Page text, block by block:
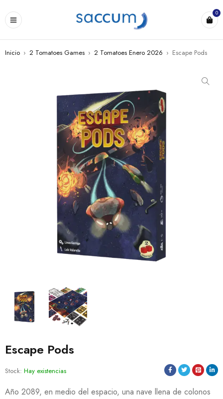
0
Inicio › 2 Tomatoes Games › 2 Tomatoes Enero 2026 › Escape Pods
Escape Pods
Stock: Hay existencias
Año 2089, en medio del espacio, una nave llena de colonos